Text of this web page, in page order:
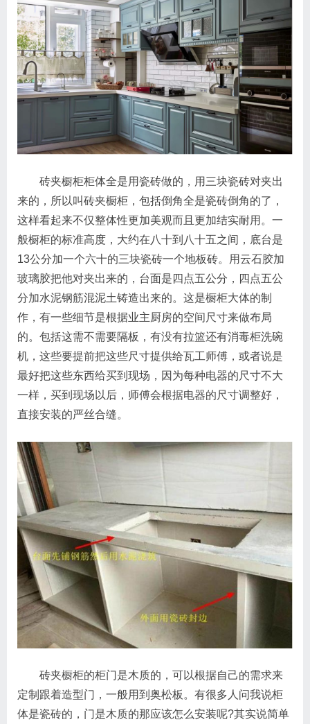
砖夹橱柜柜体全是用瓷砖做的，用三块瓷砖对夹出
来的，所以叫砖夹橱柜，包括倒角全是瓷砖倒角的了，
这样看起来不仅整体性更加美观而且更加结实耐用。一
般橱柜的标准高度，大约在八十到八十五之间，底台是
13公分加一个六十的三块瓷砖一个地板砖。用云石胶加
玻璃胶把他对夹出来的，台面是四点五公分，四点五公
分加水泥钢筋混泥土铸造出来的。这是橱柜大体的制
作，有一些细节是根据业主厨房的空间尺寸来做布局
的。包括这需不需要隔板，有没有拉篮还有消毒柜洗碗
机，这些要提前把这些尺寸提供给瓦工师傅，或者说是
最好把这些东西给买到现场，因为每种电器的尺寸不大
一样，买到现场以后，师傅会根据电器的尺寸调整好，
直接安装的严丝合缝。
砖夹橱柜的柜门是木质的，可以根据自己的需求来
定制跟着造型门，一般用到奥松板。有很多人问我说柜
体是瓷砖的，门是木质的那应该怎么安装呢?其实说简单